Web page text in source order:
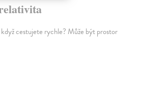
cestujete rychle? Může být prostor